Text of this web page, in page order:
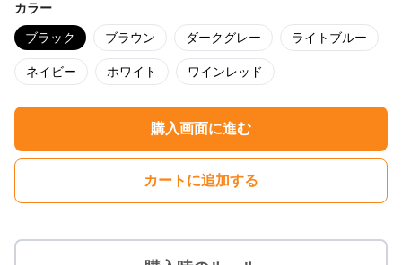
カラー
ブラック ブラウン ダークグレー ライトブルー
ネイビー ホワイト ワインレッド
購入画面に進む
カートに追加する